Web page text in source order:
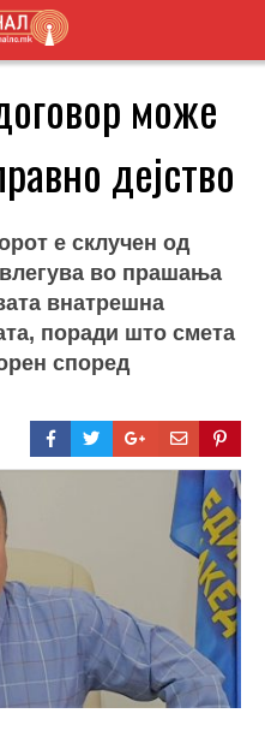
може
дејство
е склучен од
во прашања
внатрешна
поради што смета
според